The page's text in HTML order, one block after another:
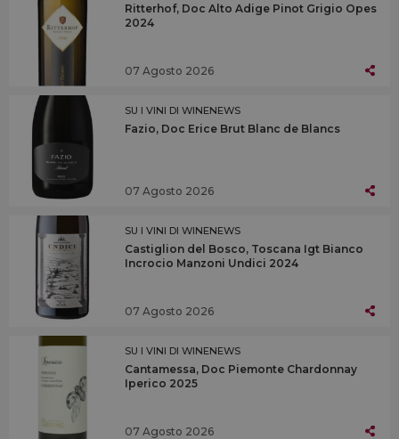
Ritterhof, Doc Alto Adige Pinot Grigio Opes
2024
07 Agosto 2026
SU I VINI DI WINENEWS
Fazio, Doc Erice Brut Blanc de Blancs
07 Agosto 2026
SU I VINI DI WINENEWS
Castiglion del Bosco, Toscana Igt Bianco
Incrocio Manzoni Undici 2024
07 Agosto 2026
SU I VINI DI WINENEWS
Cantamessa, Doc Piemonte Chardonnay
Iperico 2025
07 Agosto 2026